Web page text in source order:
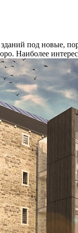
под новые,
Наиболее